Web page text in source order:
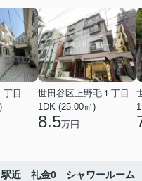
丁目
世田谷区上野毛１丁目
1DK (25.00㎡)
8.5万円
駅近 礼金0 シャワールーム